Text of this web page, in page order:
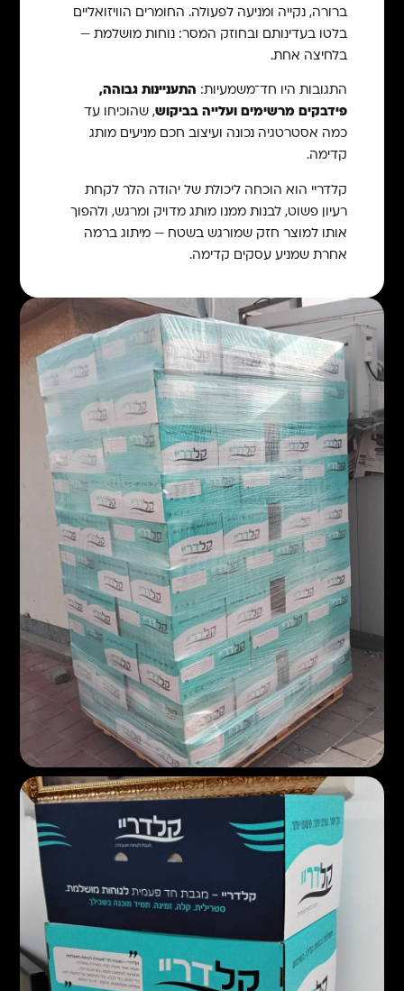
ברורה, נקייה ומניעה לפעולה. החומרים הוויזואליים
בלטו בעדינותם ובחוזק המסר: נוחות מושלמת —
בלחיצה אחת.
התגובות היו חד־משמעיות: התעניינות גבוהה,
פידבקים מרשימים ועלייה בביקוש, שהוכיחו עד
כמה אסטרטגיה נכונה ועיצוב חכם מניעים מותג
קדימה.
קלדריי הוא הוכחה ליכולת של יהודה הלר לקחת
רעיון פשוט, לבנות ממנו מותג מדויק ומרגש, ולהפוך
אותו למוצר חזק שמורגש בשטח — מיתוג ברמה
אחרת שמניע עסקים קדימה.